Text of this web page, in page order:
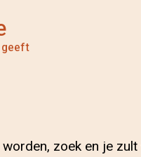
geeft
zoek en je